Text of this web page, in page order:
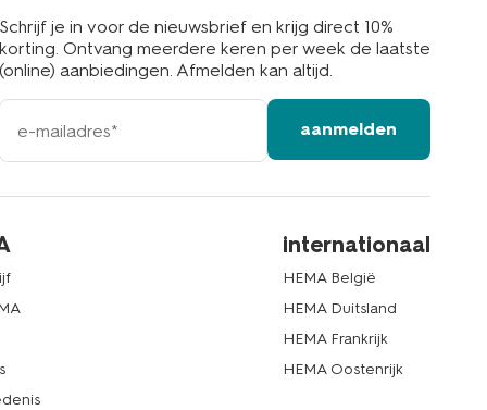
je in voor de nieuwsbrief en krijg direct 10%
Ontvang meerdere keren per week de laatste
aanbiedingen. Afmelden kan altijd.
aanmelden
internationaal
HEMA België
HEMA Duitsland
HEMA Frankrijk
HEMA Oostenrijk